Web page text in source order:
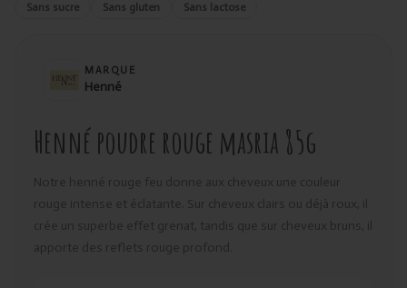
Sans sucre
Sans gluten Sans lactose
MARQUE
Henné
Henné poudre rouge masria 85g
Notre henné rouge feu donne aux cheveux une couleur
rouge intense et éclatante. Sur cheveux clairs ou déjà roux, il
crée un superbe effet grenat, tandis que sur cheveux bruns, il
apporte des reflets rouge profond.